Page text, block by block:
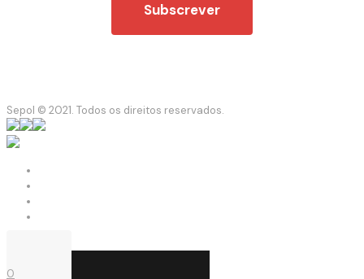
Sepol © 2021. Todos os direitos reservados.
0